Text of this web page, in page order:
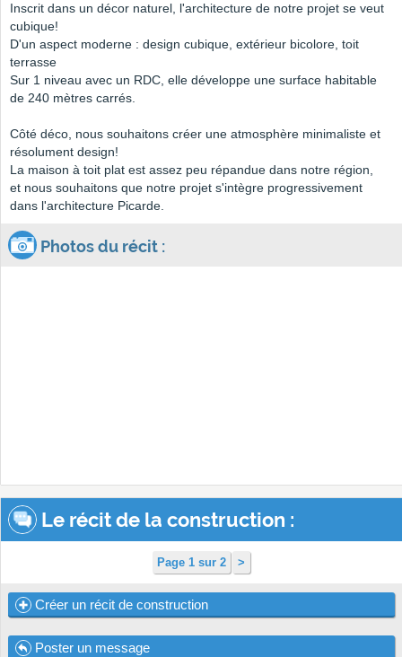
Inscrit dans un décor naturel, l'architecture de notre projet se veut
cubique!
D'un aspect moderne : design cubique, extérieur bicolore, toit
terrasse
Sur 1 niveau avec un RDC, elle développe une surface habitable
de 240 mètres carrés.
Côté déco, nous souhaitons créer une atmosphère minimaliste et
résolument design!
La maison à toit plat est assez peu répandue dans notre région,
et nous souhaitons que notre projet s'intègre progressivement
dans l'architecture Picarde.
Photos du récit :
Le récit de la construction :
Page 1 sur 2 >
Créer un récit de construction
Poster un message